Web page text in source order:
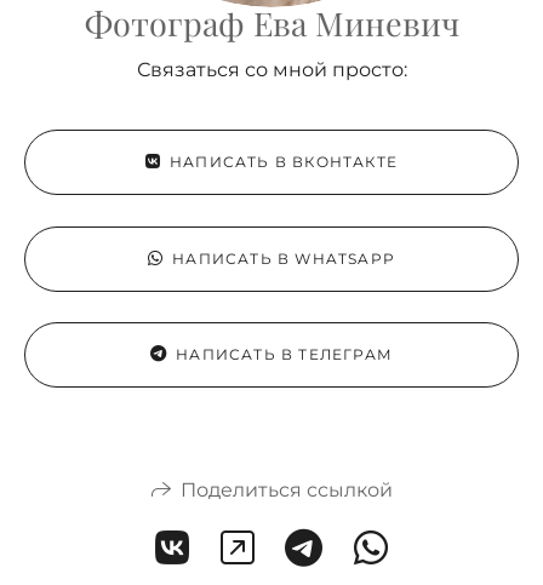
Фотограф Ева Миневич
Связаться со мной просто:
НАПИСАТЬ В ВКОНТАКТЕ
НАПИСАТЬ В WHATSAPP
НАПИСАТЬ В ТЕЛЕГРАМ
Поделиться ссылкой